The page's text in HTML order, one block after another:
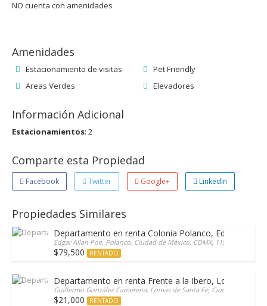
NO cuenta con amenidades
Amenidades
Estacionamiento de visitas
Pet Friendly
Areas Verdes
Elevadores
Información Adicional
Estacionamientos: 2
Comparte esta Propiedad
Facebook Twitter Google+ LinkedIn
Propiedades Similares
Departamento en renta Colonia Polanco, Edgar Allan
Edgar Allan Poe, Polanco, Ciudad de México, CDMX, 11550, Mexico
$79,500 RENTADO
Departamento en renta Frente a la Ibero, Lomas de
Guillermo González Camerena, Lomas de Santa Fe, Ciudad de
$21,000 RENTADO